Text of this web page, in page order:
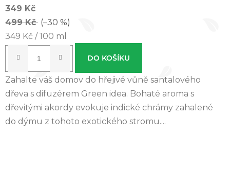
349 Kč
499 Kč (–30 %)
Měrná
349 Kč / 100 ml
DO KOŠÍKU
Zahalte váš domov do hřejivé vůně santalového
dřeva s difuzérem Green idea. Bohaté aroma s
dřevitými akordy evokuje indické chrámy zahalené
do dýmu z tohoto exotického stromu....